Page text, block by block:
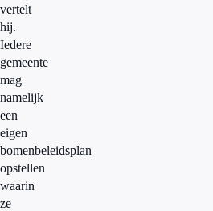
vertelt
hij.
Iedere
gemeente
mag
namelijk
een
eigen
bomenbeleidsplan
opstellen
waarin
ze